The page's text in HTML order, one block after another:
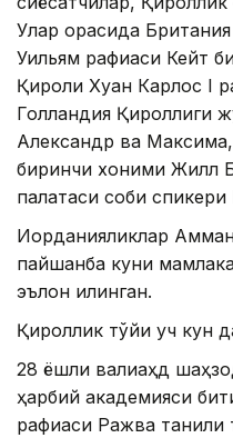
Улар орасида
Уильям рафиқаси Кейт
Қироли Хуан Карлос І
Голландия Қироллиги
Александр ва
биринчи хоними Жилл
палатаси собиқ
Иорданияликлар
пайшанба куни
эълон қилинган.
Қироллик тўйи уч кун
28 ёшли валиаҳд
ҳарбий академияси
рафиқаси Ражва